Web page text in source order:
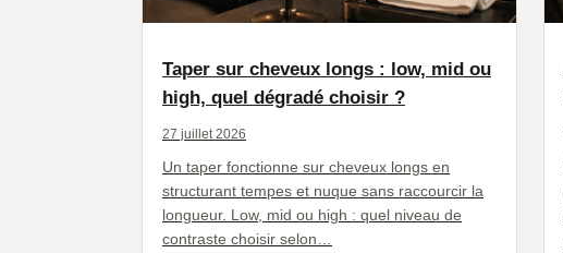
Taper sur cheveux longs : low, mid ou
high, quel dégradé choisir ?
27 juillet 2026
Un taper fonctionne sur cheveux longs en
structurant tempes et nuque sans raccourcir la
longueur. Low, mid ou high : quel niveau de
contraste choisir selon…